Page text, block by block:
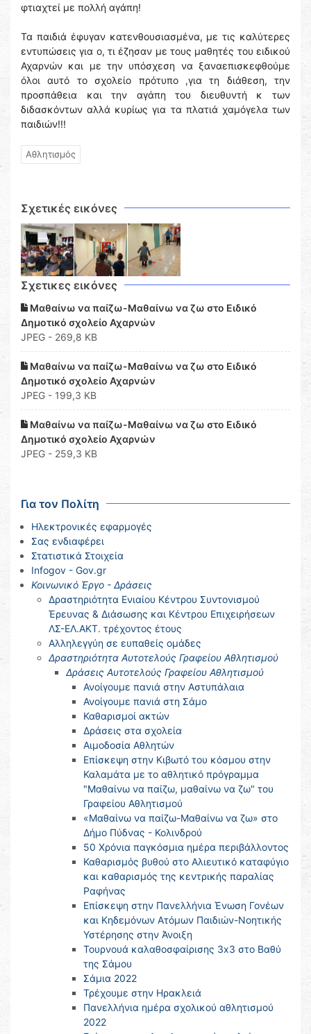
φτιαχτεί με πολλή αγάπη!
Τα παιδιά έφυγαν κατενθουσιασμένα, με τις καλύτερες
εντυπώσεις για ο, τι έζησαν με τους μαθητές του ειδικού
Αχαρνών και με την υπόσχεση να ξαναεπισκεφθούμε
όλοι αυτό το σχολείο πρότυπο ,για τη διάθεση, την
προσπάθεια και την αγάπη του διευθυντή κ των
διδασκόντων αλλά κυρίως για τα πλατιά χαμόγελα των
παιδιών!!!
Αθλητισμός
Σχετικές εικόνες
Σχετικες εικόνες
Μαθαίνω να παίζω-Μαθαίνω να ζω στο Ειδικό
Δημοτικό σχολείο Αχαρνών
JPEG - 269,8 KB
Μαθαίνω να παίζω-Μαθαίνω να ζω στο Ειδικό
Δημοτικό σχολείο Αχαρνών
JPEG - 199,3 KB
Μαθαίνω να παίζω-Μαθαίνω να ζω στο Ειδικό
Δημοτικό σχολείο Αχαρνών
JPEG - 259,3 KB
Για τον Πολίτη
Ηλεκτρονικές εφαρμογές
Σας ενδιαφέρει
Στατιστικά Στοιχεία
Infogov - Gov.gr
Κοινωνικό Έργο - Δράσεις
Δραστηριότητα Ενιαίου Κέντρου Συντονισμού
Έρευνας & Διάσωσης και Κέντρου Επιχειρήσεων
ΛΣ-ΕΛ.ΑΚΤ. τρέχοντος έτους
Αλληλεγγύη σε ευπαθείς ομάδες
Δραστηριότητα Αυτοτελούς Γραφείου Αθλητισμού
Δράσεις Αυτοτελούς Γραφείου Αθλητισμού
Ανοίγουμε πανιά στην Αστυπάλαια
Ανοίγουμε πανιά στη Σάμο
Καθαρισμοί ακτών
Δράσεις στα σχολεία
Αιμοδοσία Αθλητών
Επίσκεψη στην Κιβωτό του κόσμου στην
Καλαμάτα με το αθλητικό πρόγραμμα
"Μαθαίνω να παίζω, μαθαίνω να ζω" του
Γραφείου Αθλητισμού
«Μαθαίνω να παίζω-Μαθαίνω να ζω» στο
Δήμο Πύδνας - Κολινδρού
50 Χρόνια παγκόσμια ημέρα περιβάλλοντος
Καθαρισμός βυθού στο Αλιευτικό καταφύγιο
και καθαρισμός της κεντρικής παραλίας
Ραφήνας
Επίσκεψη στην Πανελλήνια Ένωση Γονέων
και Κηδεμόνων Ατόμων Παιδιών-Νοητικής
Υστέρησης στην Άνοιξη
Τουρνουά καλαθοσφαίρισης 3x3 στο Βαθύ
της Σάμου
Σάμια 2022
Τρέχουμε στην Ηρακλειά
Πανελλήνια ημέρα σχολικού αθλητισμού
2022